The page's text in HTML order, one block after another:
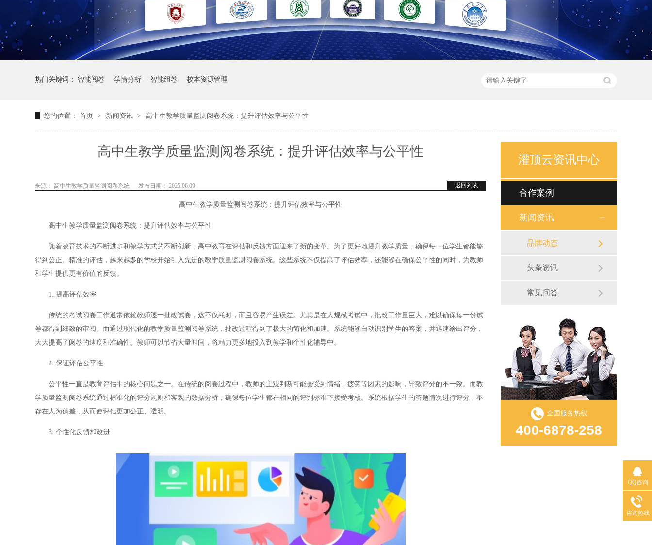
热门关键词： 智能阅卷 学情分析 智能组卷 校本资源管理
您的位置： 首页 > 新闻资讯 > 高中生教学质量监测阅卷系统：提升评估效率与公平性
高中生教学质量监测阅卷系统：提升评估效率与公平性
返回列表
来源： 高中生教学质量监测阅卷系统 发布日期： 2025.06.09
高中生教学质量监测阅卷系统：提升评估效率与公平性
高中生教学质量监测阅卷系统：提升评估效率与公平性
随着教育技术的不断进步和教学方式的不断创新，高中教育在评估和反馈方面迎来了新的变革。为了更好地提升教学质量，确保每一位学生都能够
得到公正、精准的评估，越来越多的学校开始引入先进的教学质量监测阅卷系统。这些系统不仅提高了评估效率，还能够在确保公平性的同时，为教师
和学生提供更有价值的反馈。
1. 提高评估效率
传统的考试阅卷工作通常依赖教师逐一批改试卷，这不仅耗时，而且容易产生误差。尤其是在大规模考试中，批改工作量巨大，难以确保每一份试
卷都得到细致的审阅。而通过现代化的教学质量监测阅卷系统，批改过程得到了极大的简化和加速。系统能够自动识别学生的答案，并迅速给出评分，
大大提高了阅卷的速度和准确性。教师可以节省大量时间，将精力更多地投入到教学和个性化辅导中。
2. 保证评估公平性
公平性一直是教育评估中的核心问题之一。在传统的阅卷过程中，教师的主观判断可能会受到情绪、疲劳等因素的影响，导致评分的不一致。而教
学质量监测阅卷系统通过标准化的评分规则和客观的数据分析，确保每位学生都在相同的评判标准下接受考核。系统根据学生的答题情况进行评分，不
存在人为偏差，从而使评估更加公正、透明。
3. 个性化反馈和改进
灌顶云资讯中心
合作案例
新闻资讯
品牌动态
头条资讯
常见问答
全国服务热线
400-6878-258
QQ咨询
咨询热线